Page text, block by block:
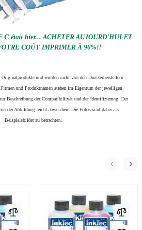
C'était hier... ACHETER AUJOURD'HUI ET
COÛT IMPRIMER À 96%!!
und wurden nicht von den Druckerherstellern
und Produktnamen stehen im Eigentum der jeweiligen
Beschreibung der Compatibilityät und der Identifizierung. Der
der Abbildung leicht abweichen. Die Fotos sind daher als
Beispielsbilder zu betrachten.